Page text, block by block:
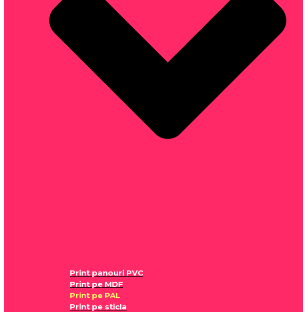
Print panouri PVC
Print pe MDF
Print pe PAL
Print pe sticla